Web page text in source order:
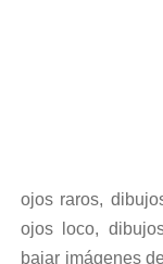
ojos raros,
ojos loco,
bajar imágenes